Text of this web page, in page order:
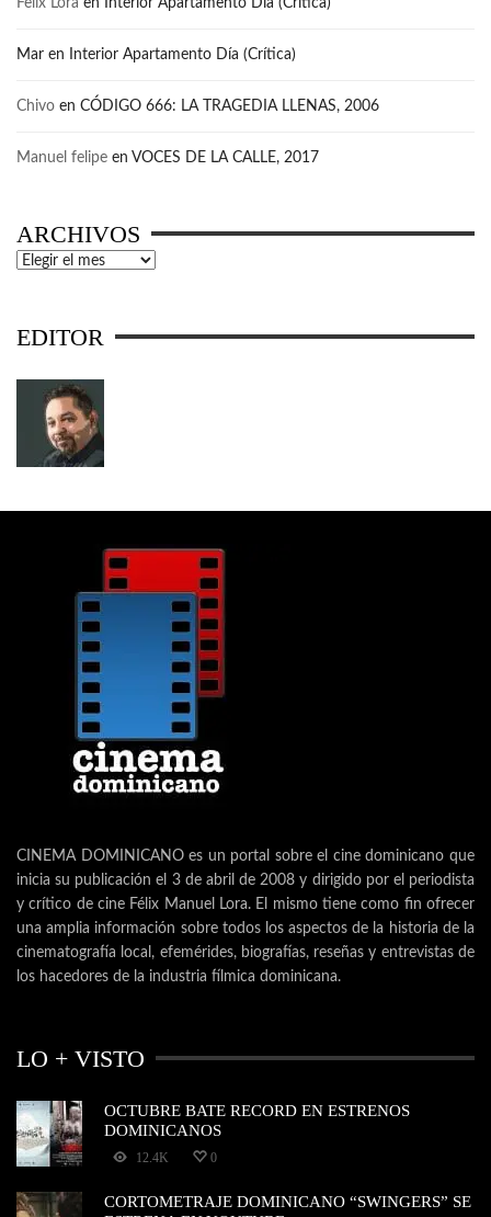
Felix Lora en Interior Apartamento Día (Crítica)
Mar en Interior Apartamento Día (Crítica)
Chivo en CÓDIGO 666: LA TRAGEDIA LLENAS, 2006
Manuel felipe en VOCES DE LA CALLE, 2017
ARCHIVOS
Archivos
EDITOR
CINEMA DOMINICANO es un portal sobre el cine dominicano que
inicia su publicación el 3 de abril de 2008 y dirigido por el periodista
y crítico de cine Félix Manuel Lora. El mismo tiene como fin ofrecer
una amplia información sobre todos los aspectos de la historia de la
cinematografía local, efemérides, biografías, reseñas y entrevistas de
los hacedores de la industria fílmica dominicana.
LO + VISTO
OCTUBRE BATE RECORD EN ESTRENOS
DOMINICANOS
12.4K 0
CORTOMETRAJE DOMINICANO “SWINGERS” SE